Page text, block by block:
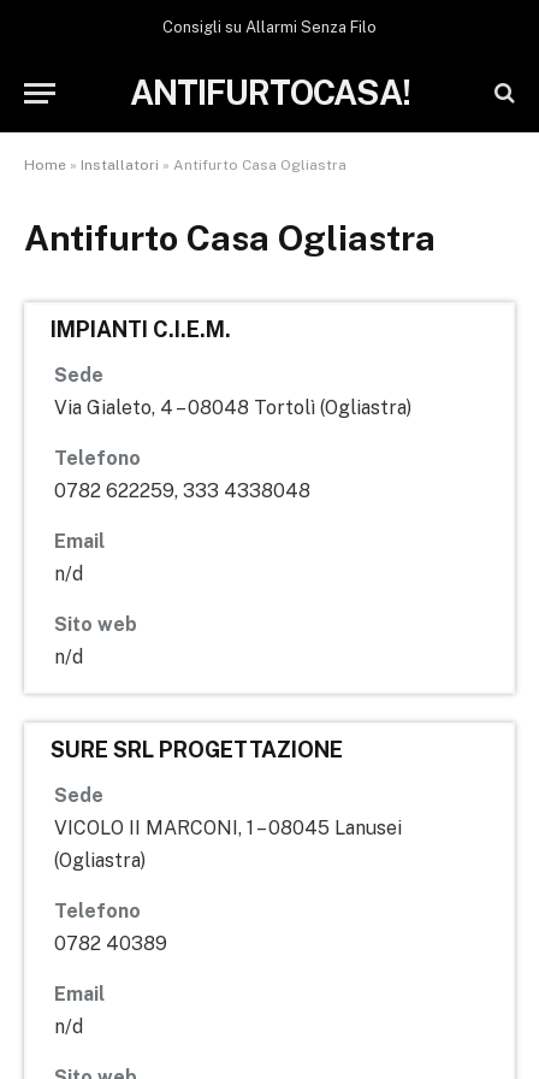
Consigli su Allarmi Senza Filo
ANTIFURTOCASA!
Home » Installatori » Antifurto Casa Ogliastra
Antifurto Casa Ogliastra
IMPIANTI C.I.E.M.
Sede
Via Gialeto, 4 – 08048 Tortolì (Ogliastra)
Telefono
0782 622259, 333 4338048
Email
n/d
Sito web
n/d
SURE SRL PROGETTAZIONE
Sede
VICOLO II MARCONI, 1 – 08045 Lanusei
(Ogliastra)
Telefono
0782 40389
Email
n/d